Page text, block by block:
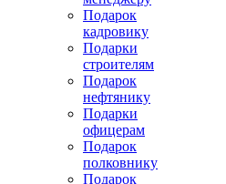
Подарок
кадровику
Подарки
строителям
Подарок
нефтянику
Подарки
офицерам
Подарок
полковнику
Подарок